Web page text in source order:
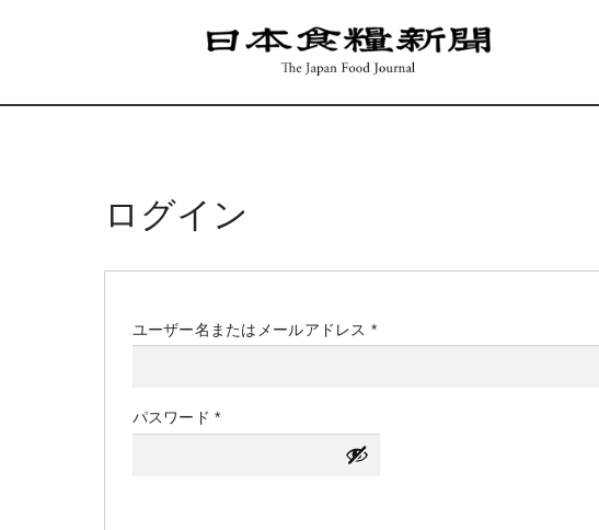
ログイン
ユーザー名またはメールアドレス *必
パスワード*必
須